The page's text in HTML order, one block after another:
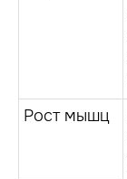
Рост мышц